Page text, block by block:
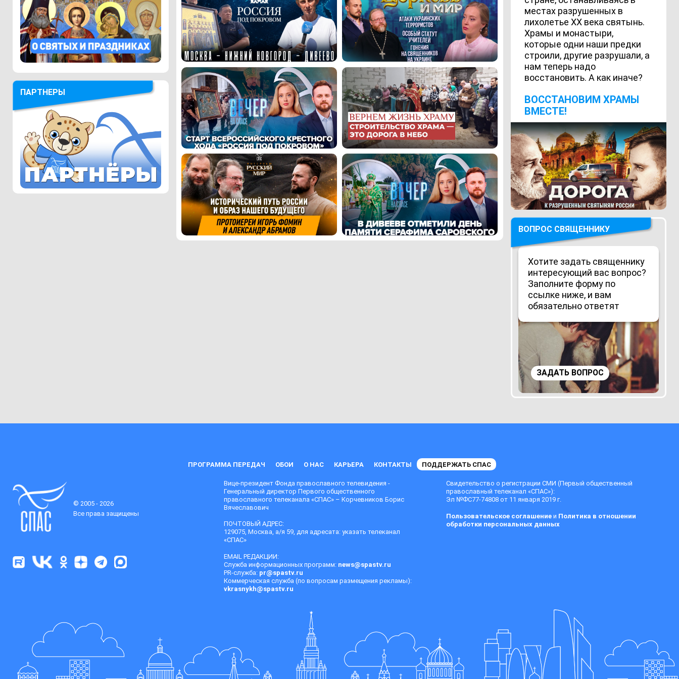
ПАРТНЕРЫ
местах разрушенных в
лихолетье ХХ века святынь.
Храмы и монастыри,
которые одни наши предки
строили, другие разрушали, а
нам теперь надо
восстановить. А как иначе?
ВОCСТАНОВИМ ХРАМЫ
ВМЕСТЕ!
ВОПРОС СВЯЩЕННИКУ
Хотите задать священнику
интересующий вас вопрос?
Заполните форму по
ссылке ниже, и вам
обязательно ответят
ЗАДАТЬ ВОПРОС
ПРОГРАММА ПЕРЕДАЧ ОБОИ О НАС КАРЬЕРА КОНТАКТЫ ПОДДЕРЖАТЬ СПАС
© 2005 - 2026
Все права защищены
Вице-президент Фонда православного телевидения -
Генеральный директор Первого общественного
православного телеканала «СПАС» – Корчевников Борис
Вячеславович
ПОЧТОВЫЙ АДРЕС:
129075, Москва, а/я 59, для адресата: указать телеканал
«СПАС»
EMAIL РЕДАКЦИИ:
Служба информационных программ: news@spastv.ru
PR-служба: pr@spastv.ru
Коммерческая служба (по вопросам размещения рекламы):
vkrasnykh@spastv.ru
Свидетельство о регистрации СМИ (Первый общественный
православный телеканал «СПАС»):
Эл №ФС77-74808 от 11 января 2019 г.
Пользовательское соглашениеи Политика в отношении
обработки персональных данных